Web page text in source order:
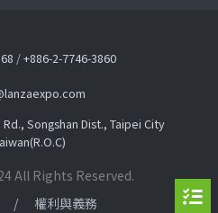
/+886-2-7746-3860
Rd., Songshan Dist., Taipei City
All Rights Reserved.
權利與義務